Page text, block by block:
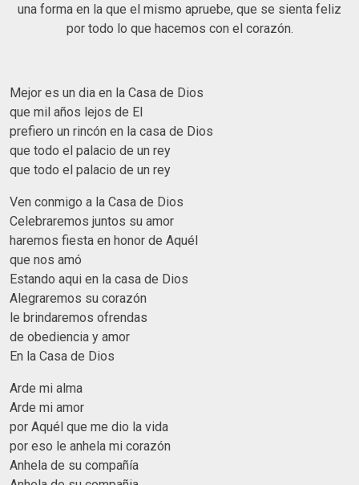
una forma en la que el mismo apruebe, que se sienta feliz
por todo lo que hacemos con el corazón.
Mejor es un dia en la Casa de Dios
que mil años lejos de El
prefiero un rincón en la casa de Dios
que todo el palacio de un rey
que todo el palacio de un rey
Ven conmigo a la Casa de Dios
Celebraremos juntos su amor
haremos fiesta en honor de Aquél
que nos amó
Estando aqui en la casa de Dios
Alegraremos su corazón
le brindaremos ofrendas
de obediencia y amor
En la Casa de Dios
Arde mi alma
Arde mi amor
por Aquél que me dio la vida
por eso le anhela mi corazón
Anhela de su compañía